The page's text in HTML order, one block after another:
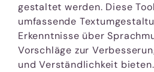
gestaltet werden. Diese
umfassende
Erkenntnisse über
Vorschläge zur
und Verständlichkeit